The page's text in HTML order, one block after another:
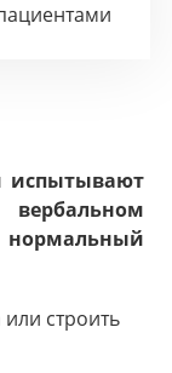
испытывают
строить